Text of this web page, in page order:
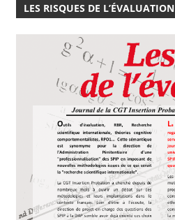
LES RISQUES DE L’ÉVALUATION